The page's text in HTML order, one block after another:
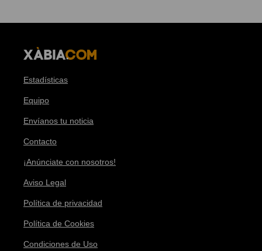
Estadísticas
Equipo
Envíanos tu noticia
Contacto
¡Anúnciate con nosotros!
Aviso Legal
Política de privacidad
Política de Cookies
Condiciones de Uso